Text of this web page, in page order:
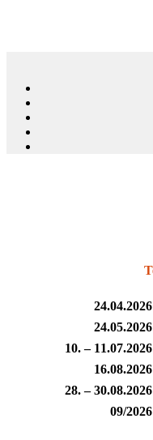
24.04.2026
24.05.2026
10. – 11.07.2026
16.08.2026
28. – 30.08.2026
09/2026